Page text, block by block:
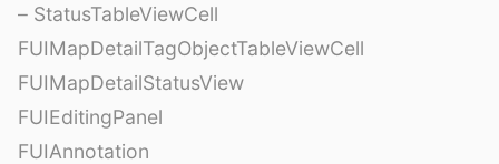
– StatusTableViewCell
FUIMapDetailTagObjectTableViewCell
FUIMapDetailStatusView
FUIEditingPanel
FUIAnnotation